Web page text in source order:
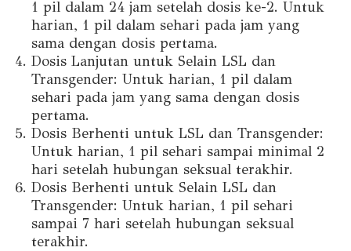
1 pil dalam 24 jam setelah dosis ke-2. Untuk
harian, 1 pil dalam sehari pada jam yang
sama dengan dosis pertama.
Dosis Lanjutan untuk Selain LSL dan
Transgender: Untuk harian, 1 pil dalam
sehari pada jam yang sama dengan dosis
pertama.
Dosis Berhenti untuk LSL dan Transgender:
Untuk harian, 1 pil sehari sampai minimal 2
hari setelah hubungan seksual terakhir.
Dosis Berhenti untuk Selain LSL dan
Transgender: Untuk harian, 1 pil sehari
sampai 7 hari setelah hubungan seksual
terakhir.